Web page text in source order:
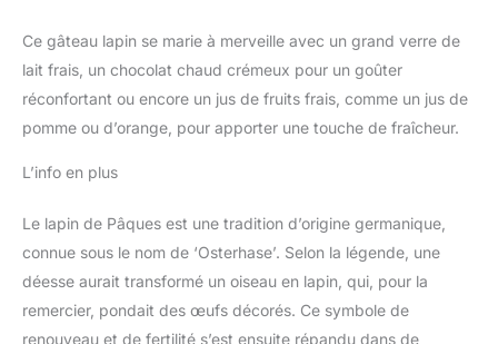
Ce gâteau lapin se marie à merveille avec un grand verre de
lait frais, un chocolat chaud crémeux pour un goûter
réconfortant ou encore un jus de fruits frais, comme un jus de
pomme ou d’orange, pour apporter une touche de fraîcheur.
L’info en plus
Le lapin de Pâques est une tradition d’origine germanique,
connue sous le nom de ‘Osterhase’. Selon la légende, une
déesse aurait transformé un oiseau en lapin, qui, pour la
remercier, pondait des œufs décorés. Ce symbole de
renouveau et de fertilité s’est ensuite répandu dans de